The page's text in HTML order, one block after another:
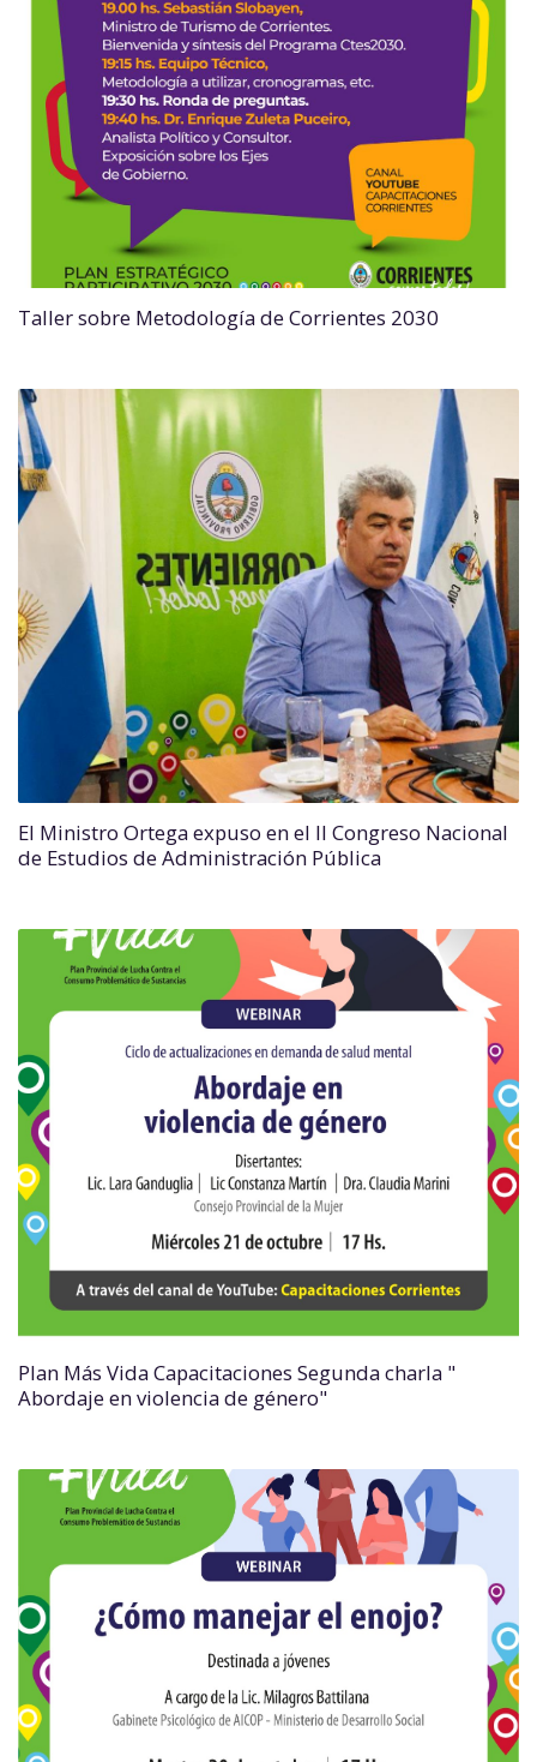
Taller sobre Metodología de Corrientes 2030
El Ministro Ortega expuso en el II Congreso Nacional
de Estudios de Administración Pública
Plan Más Vida Capacitaciones Segunda charla "
Abordaje en violencia de género"